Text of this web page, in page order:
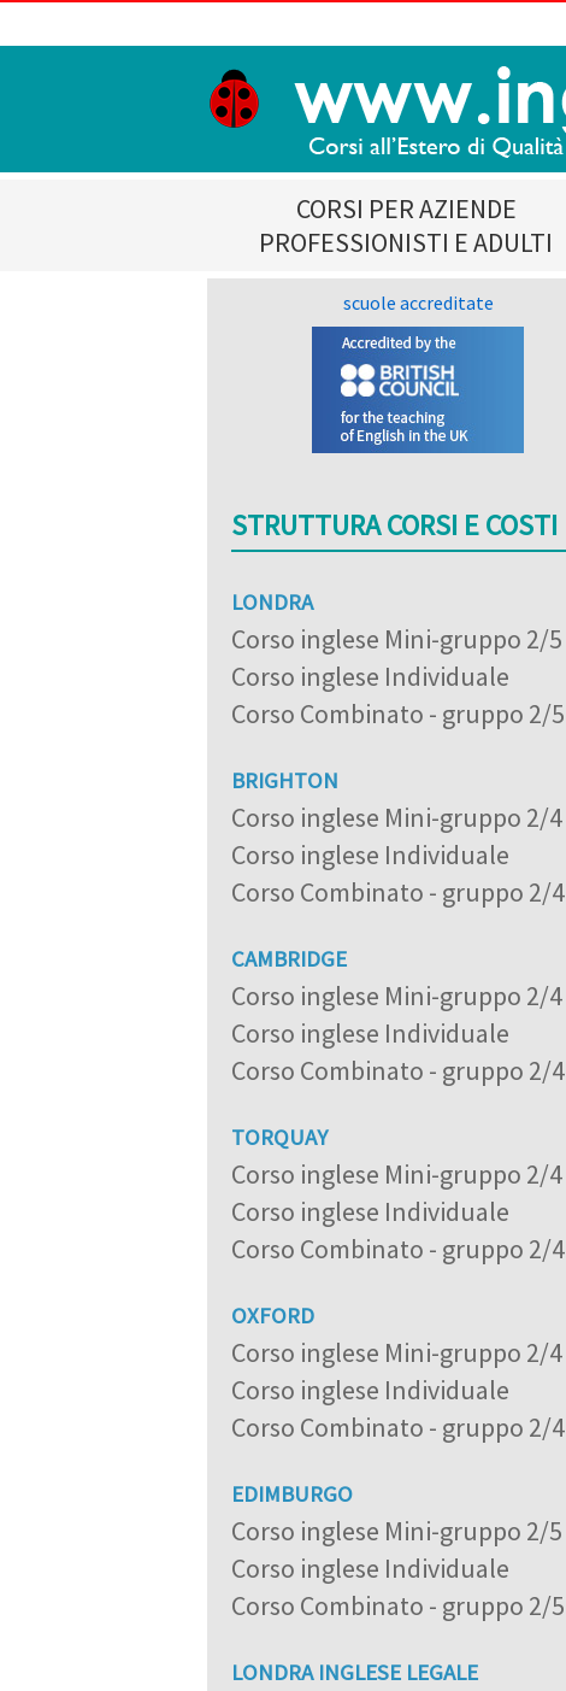
CORSI PER AZIENDE
PROFESSIONISTI E ADULTI
scuole accreditate
STRUTTURA CORSI E COSTI
LONDRA
Corso inglese Mini-gruppo 2/5
Corso inglese Individuale
Corso Combinato - gruppo 2/5
BRIGHTON
Corso inglese Mini-gruppo 2/4
Corso inglese Individuale
Corso Combinato - gruppo 2/4
CAMBRIDGE
Corso inglese Mini-gruppo 2/4
Corso inglese Individuale
Corso Combinato - gruppo 2/4
TORQUAY
Corso inglese Mini-gruppo 2/4
Corso inglese Individuale
Corso Combinato - gruppo 2/4
OXFORD
Corso inglese Mini-gruppo 2/4
Corso inglese Individuale
Corso Combinato - gruppo 2/4
EDIMBURGO
Corso inglese Mini-gruppo 2/5
Corso inglese Individuale
Corso Combinato - gruppo 2/5
LONDRA INGLESE LEGALE